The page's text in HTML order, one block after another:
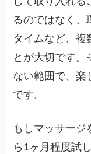
るのではなく、
タイムなど、複
とが大切です。
ない範囲で、楽
です。
もしマッサー
ら1ヶ月程度試